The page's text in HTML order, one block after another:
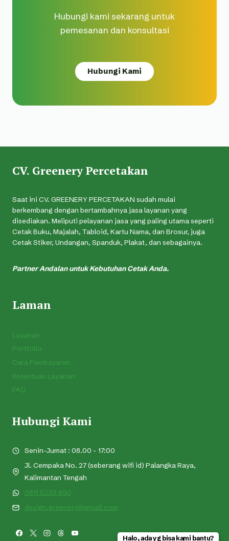
Hubungi kami sekarang untuk
pemesanan dan konsultasi
Hubungi Kami
CV. Greenery Percetakan
Saat ini CV. GREENERY PERCETAKAN sudah mulai
berkembang dengan bertambahnya jasa layanan yang
disediakan. Meliputi pelayanan jasa yang paling utama seperti
Cetak Buku, Majalah, Tabloid, Kartu Nama, dan Brosur, juga
Cetak Stiker, Undangan, Spanduk, Plakat, dan sebagainya.
Partner Andalan untuk Kebutuhan Cetak Anda.
Laman
Layanan
Portfolio
Cara Pembayaran
Ketentuan Layanan
FAQ
Hubungi Kami
Senin-Jumat : 08.00 - 17:00
Jl. Cempaka No. 27 (seberang wifi id) Palangka Raya,
Kalimantan Tengah
0811 5239 490
design.greenery@gmail.com
Halo, ada yg bisa kami bantu?